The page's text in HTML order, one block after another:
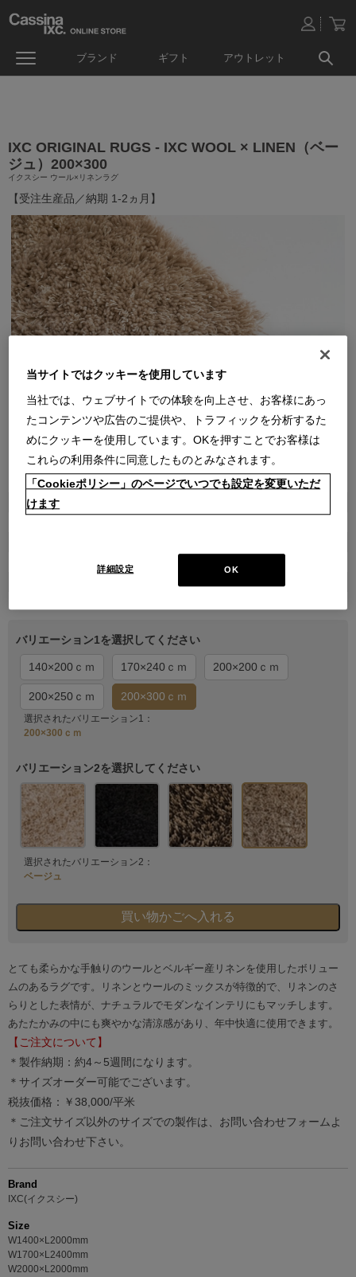
ブランド ギフト アウトレット
IXC ORIGINAL RUGS - IXC WOOL × LINEN（ベー
ジュ）200×300
イクスシー ウール×リネンラグ
【受注生産品／納期 1-2ヵ月】
商品属性
バリエーション1を選択してください
140×200ｃｍ 170×240ｃｍ 200×200ｃｍ
200×250ｃｍ 200×300ｃｍ
選択されたバリエーション1：
200×300ｃｍ
バリエーション2を選択してください
選択されたバリエーション2：
ベージュ
とても柔らかな手触りのウールとベルギー産リネンを使用したボリュー
ムのあるラグです。リネンとウールのミックスが特徴的で、リネンのさ
らりとした表情が、ナチュラルでモダンなインテリにもマッチします。
あたたかみの中にも爽やかな清涼感があり、年中快適に使用できます。
【ご注文について】
＊製作納期：約4～5週間になります。
＊サイズオーダー可能でございます。
税抜価格：￥38,000/平米
＊ご注文サイズ以外のサイズでの製作は、お問い合わせフォームよ
りお問い合わせ下さい。
Brand
IXC(イクスシー)
Size
W1400×L2000mm
W1700×L2400mm
W2000×L2000mm
当サイトではクッキーを使用しています
当社では、ウェブサイトでの体験を向上させ、お客様にあっ
たコンテンツや広告のご提供や、トラフィックを分析するた
めにクッキーを使用しています。OKを押すことでお客様は
これらの利用条件に同意したものとみなされます。
「Cookieポリシー」のページでいつでも設定を変更いただ
けます
OK
詳細設定